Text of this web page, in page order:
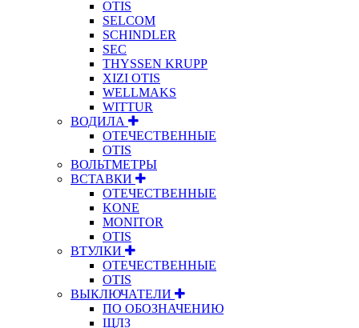
OTIS
SELCOM
SCHINDLER
SEC
THYSSEN KRUPP
XIZI OTIS
WELLMAKS
WITTUR
ВОДИЛА
ОТЕЧЕСТВЕННЫЕ
OTIS
ВОЛЬТМЕТРЫ
ВСТАВКИ
ОТЕЧЕСТВЕННЫЕ
KONE
MONITOR
OTIS
ВТУЛКИ
ОТЕЧЕСТВЕННЫЕ
OTIS
ВЫКЛЮЧАТЕЛИ
ПО ОБОЗНАЧЕНИЮ
ЩЛЗ